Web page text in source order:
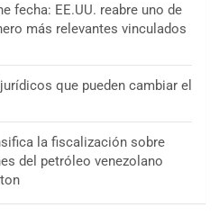
fecha: EE.UU. reabre uno de
más relevantes vinculados
que pueden cambiar el
la fiscalización sobre
del petróleo venezolano